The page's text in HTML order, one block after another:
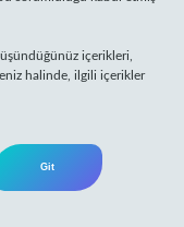
içerikleri,
halinde, ilgili içerikler